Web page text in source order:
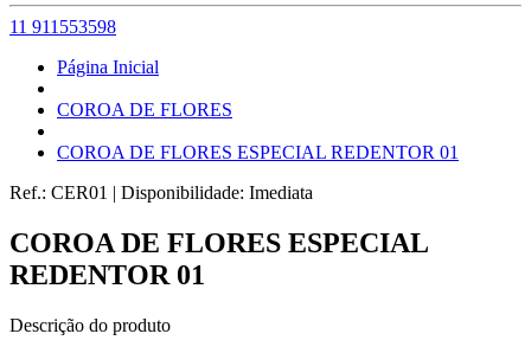
11 911553598
Página Inicial
COROA DE FLORES
COROA DE FLORES ESPECIAL REDENTOR 01
Ref.: CER01 | Disponibilidade: Imediata
COROA DE FLORES ESPECIAL
REDENTOR 01
Descrição do produto